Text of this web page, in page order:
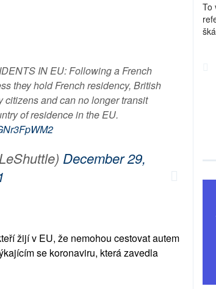
IN EU: Following a French
they hold French residency, British
and can no longer transit
of residence in the EU.
December 29,
žijí v EU, že nemohou cestovat autem
se koronaviru, která zavedla
To